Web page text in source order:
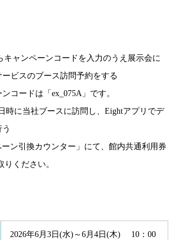
キャンペーンコードを入力のうえ展示会に
ビスのブース訪問予約をする
コードは「ex_075A」です。
時に当社ブースに訪問し、Eightアプリでデ
ーン引換カウンター」にて、館内共通利用券
りください。
2026年6月3日(水)～6月4日(木) 10：00